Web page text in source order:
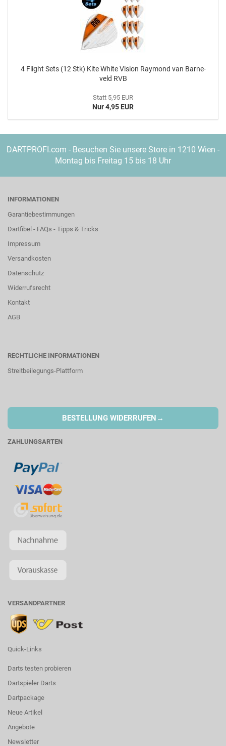
4 Flight Sets (12 Stk) Kite White Vi­si­on Ray­mond van Bar­ne­
veld RVB
Statt 5,95 EUR
Nur 4,95 EUR
DARTPROFI.com - Besuchen Sie unsere Store in 1210 Wien -
Montag bis Freitag 15 bis 18 Uhr
INFORMATIONEN
Garantiebestimmungen
Dartfibel - FAQs - Tipps & Tricks
Impressum
Versandkosten
Datenschutz
Widerrufsrecht
Kontakt
AGB
RECHTLICHE INFORMATIONEN
Streitbeilegungs-Plattform
BESTELLUNG WIDERRUFEN →
ZAHLUNGSARTEN
VERSANDPARTNER
Quick-Links
Darts testen probieren
Dartspieler Darts
Dartpackage
Neue Artikel
Angebote
Newsletter